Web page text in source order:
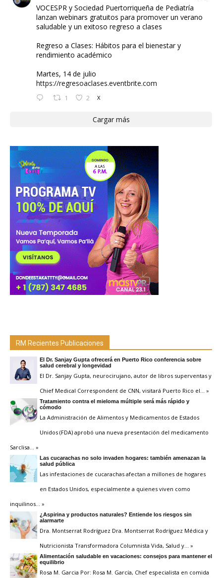
VOCESPR y Sociedad Puertorriqueña de Pediatría
lanzan webinars gratuitos para promover un verano
saludable y un exitoso regreso a clases
Regreso a Clases: Hábitos para el bienestar y
rendimiento académico
Martes, 14 de julio
https://regresoaclases.eventbrite.com
1 2 X
Cargar más
RM Recientes Publicaciones
El Dr. Sanjay Gupta ofrecerá en Puerto Rico conferencia sobre
salud cerebral y longevidad
El Dr. Sanjay Gupta, neurocirujano, autor de libros superventas y
Chief Medical Correspondent de CNN, visitará Puerto Rico el … »
Tratamiento contra el mieloma múltiple será más rápido y
cómodo
La Administración de Alimentos y Medicamentos de Estados
Unidos (FDA) aprobó una nueva presentación del medicamento
Sarclisa … »
Las cucarachas no solo invaden hogares: también amenazan la
salud pública
Las infestaciones de cucarachas afectan a millones de hogares
en Estados Unidos, especialmente a quienes viven como
inquilinos … »
¿Aspirina y productos naturales? Entiende los riesgos sin
alarmarte
Dra. Montserrat Rodríguez Dra. Montserrat Rodríguez Médica y
Nutricionista Transformadora Columnista Vida, Salud y … »
Alimentación saludable en vacaciones: consejos para mantener el
equilibrio
Rosa M. Garcia Por: Rosa M. García, Chef especialista en comida